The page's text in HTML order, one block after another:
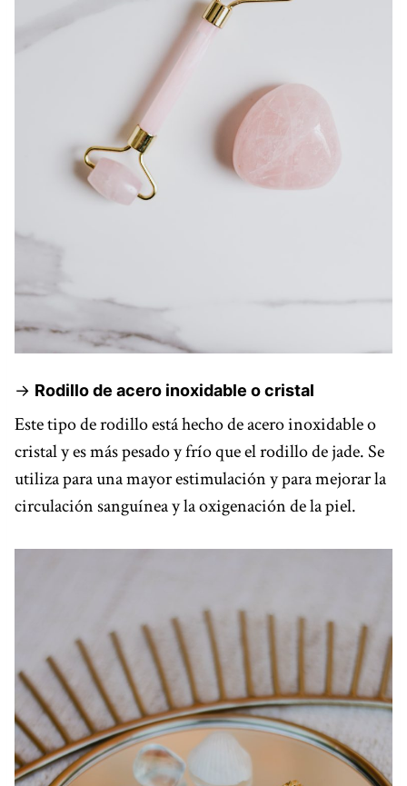
-> Rodillo de acero inoxidable o cristal
Este tipo de rodillo está hecho de acero inoxidable o
cristal y es más pesado y frío que el rodillo de jade. Se
utiliza para una mayor estimulación y para mejorar la
circulación sanguínea y la oxigenación de la piel.